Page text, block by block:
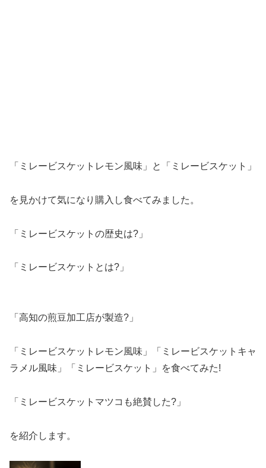
「ミレービスケットレモン風味」と「ミレービスケット」
を見かけて気になり購入し食べてみました。
「ミレービスケットの歴史は?」
「ミレービスケットとは?」
「高知の煎豆加工店が製造?」
「ミレービスケットレモン風味」「ミレービスケットキャ
ラメル風味」「ミレービスケット」を食べてみた!
「ミレービスケットマツコも絶賛した?」
を紹介します。